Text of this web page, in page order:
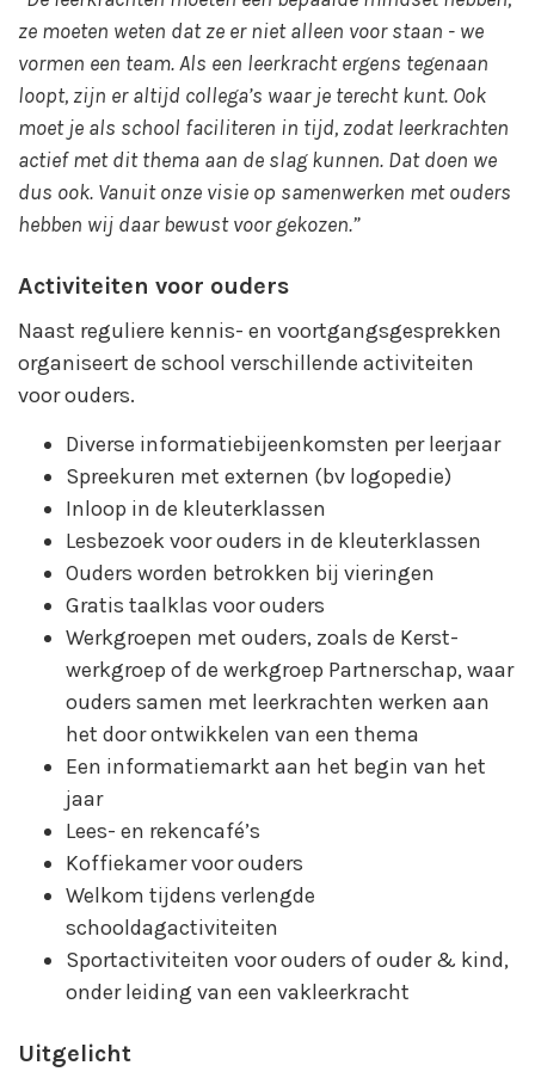
ze moeten weten dat ze er niet alleen voor staan - we
vormen een team. Als een leerkracht ergens tegenaan
loopt, zijn er altijd collega’s waar je terecht kunt. Ook
moet je als school faciliteren in tijd, zodat leerkrachten
actief met dit thema aan de slag kunnen. Dat doen we
dus ook. Vanuit onze visie op samenwerken met ouders
hebben wij daar bewust voor gekozen.”
Activiteiten voor ouders
Naast reguliere kennis- en voortgangsgesprekken
organiseert de school verschillende activiteiten
voor ouders.
Diverse informatiebijeenkomsten per leerjaar
Spreekuren met externen (bv logopedie)
Inloop in de kleuterklassen
Lesbezoek voor ouders in de kleuterklassen
Ouders worden betrokken bij vieringen
Gratis taalklas voor ouders
Werkgroepen met ouders, zoals de Kerst-
werkgroep of de werkgroep Partnerschap, waar
ouders samen met leerkrachten werken aan
het door ontwikkelen van een thema
Een informatiemarkt aan het begin van het
jaar
Lees- en rekencafé’s
Koffiekamer voor ouders
Welkom tijdens verlengde
schooldagactiviteiten
Sportactiviteiten voor ouders of ouder & kind,
onder leiding van een vakleerkracht
Uitgelicht